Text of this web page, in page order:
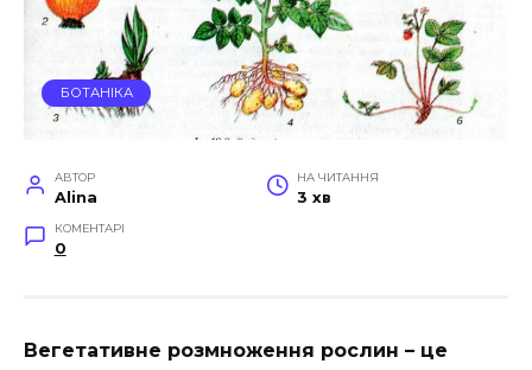
БОТАНІКА
АВТОР
Alina
НА ЧИТАННЯ
3 хв
КОМЕНТАРІ
0
Вегетативне розмноження рослин – це